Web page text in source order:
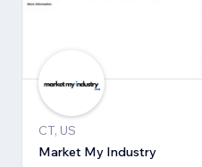
CT, US
Market My Industry